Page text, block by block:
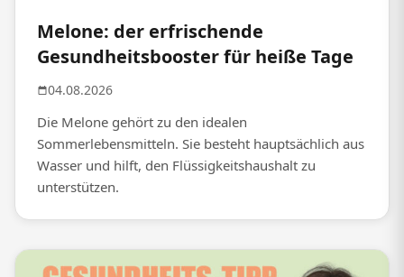
Melone: der erfrischende
Gesundheitsbooster für heiße Tage
04.08.2026
Die Melone gehört zu den idealen
Sommerlebensmitteln. Sie besteht hauptsächlich aus
Wasser und hilft, den Flüssigkeitshaushalt zu
unterstützen.